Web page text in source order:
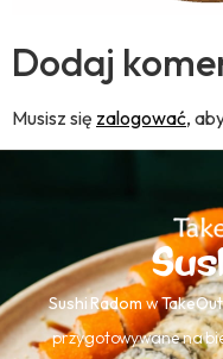
Dodaj
Musisz się zalogować,
Sushi Radomw
przygotowywane na